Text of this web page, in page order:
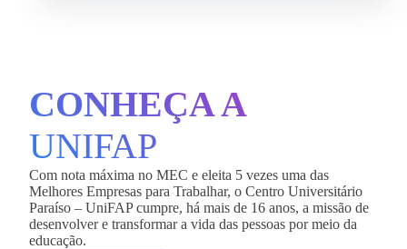
CONHEÇA A
UNIFAP
Com nota máxima no MEC e eleita 5 vezes uma das
Melhores Empresas para Trabalhar, o Centro Universitário
Paraíso – UniFAP cumpre, há mais de 16 anos, a missão de
desenvolver e transformar a vida das pessoas por meio da
educação.